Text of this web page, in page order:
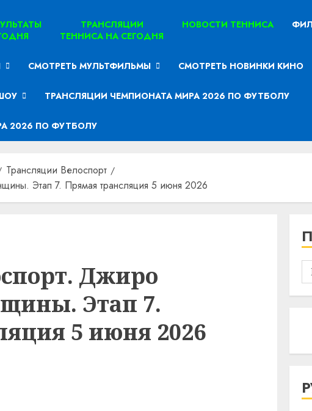
ТРАНСЛЯЦИИ
ТЕННИСА НА СЕГОДНЯ
НОВОСТИ ТЕННИСА
СМОТРЕТЬ МУЛЬТФИЛЬМЫ СМОТРЕТЬ НОВИНКИ КИНО
ТРАНСЛЯЦИИ ЧЕМПИОНАТА МИРА 2026 ПО ФУТБОЛУ
2026 ПО ФУТБОЛУ
Трансляции Велоспорт
Этап 7. Прямая трансляция 5 июня 2026
Джиро
Этап 7.
5 июня 2026